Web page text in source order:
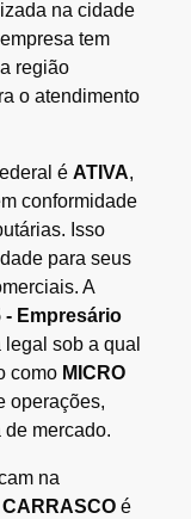
na cidade
tem
região
o atendimento
é ATIVA,
conformidade
Isso
para seus
A
- Empresário
sob a qual
como MICRO
operações,
mercado.
na
CARRASCO é